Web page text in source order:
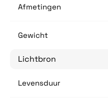
Afmetingen
Gewicht
Lichtbron
Levensduur